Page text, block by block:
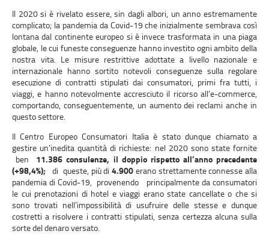
Il 2020 si è rivelato essere, sin dagli albori, un anno estremamente
complicato; la pandemia da Covid-19 che inizialmente sembrava così
lontana dal continente europeo si è invece trasformata in una piaga
globale, le cui funeste conseguenze hanno investito ogni ambito della
nostra vita. Le misure restrittive adottate a livello nazionale e
internazionale hanno sortito notevoli conseguenze sulla regolare
esecuzione di contratti stipulati dai consumatori, primi fra tutti, i
viaggi, e hanno notevolmente accresciuto il ricorso all’e-commerce,
comportando, conseguentemente, un aumento dei reclami anche in
questo settore.
Il Centro Europeo Consumatori Italia è stato dunque chiamato a
gestire un’inedita quantità di richieste: nel 2020 sono state fornite
ben 11.386 consulenze, il doppio rispetto all’anno precedente
(+98,4%); di queste, più di 4.900 erano strettamente connesse alla
pandemia di Covid-19, provenendo principalmente da consumatori
le cui prenotazioni di hotel e viaggi erano state cancellate o che si
sono trovati nell’impossibilità di usufruire delle stesse e dunque
costretti a risolvere i contratti stipulati, senza certezza alcuna sulla
sorte del denaro versato.